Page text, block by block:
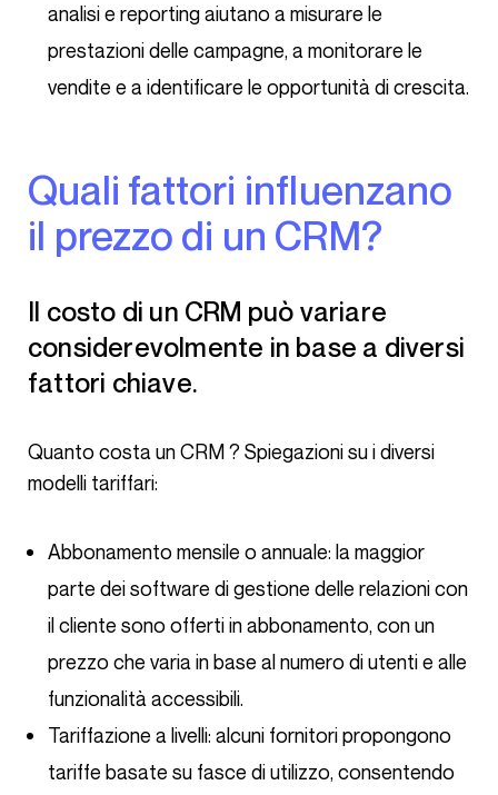
analisi e reporting aiutano a misurare le
prestazioni delle campagne, a monitorare le
vendite e a identificare le opportunità di crescita.
Quali fattori influenzano
il prezzo di un CRM?
Il costo di un CRM può variare
considerevolmente in base a diversi
fattori chiave.
Quanto costa un CRM ? Spiegazioni su i diversi
modelli tariffari:
Abbonamento mensile o annuale: la maggior
parte dei software di gestione delle relazioni con
il cliente sono offerti in abbonamento, con un
prezzo che varia in base al numero di utenti e alle
funzionalità accessibili.
Tariffazione a livelli: alcuni fornitori propongono
tariffe basate su fasce di utilizzo, consentendo